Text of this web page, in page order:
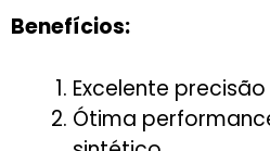
Benefícios:
Excelente
Ótima